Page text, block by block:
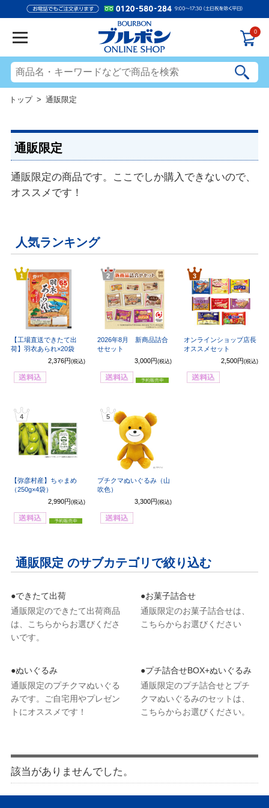
0
トップ> 通販限定
通販限定
通販限定の商品です。ここでしか購入できないので、
オススメです！
人気ランキング
1
【工場直送できたて出
荷】羽衣あられ×20袋
2,376円 (税込)
2
2026年8月 新商品詰合
せセット
3,000円 (税込)
3
オンラインショップ店長
オススメセット
2,500円(税込)
4
【弥彦村産】ちゃまめ
（250g×4袋）
2,990円 (税込)
5
プチクマぬいぐるみ（山
吹色）
3,300円 (税込)
通販限定 のサブカテゴリで絞り込む
●できたて出荷
通販限定のできたて出荷商品
は、こちらからお選びくださ
いです。
●お菓子詰合せ
通販限定のお菓子詰合せは、
こちらからお選びください
●ぬいぐるみ
通販限定のプチクマぬいぐる
みです。ご自宅用やプレゼン
トにオススメです！
●プチ詰合せBOX+ぬいぐるみ
通販限定のプチ詰合せとプチ
クマぬいぐるみのセットは、
こちらからお選びください。
該当がありませんでした。